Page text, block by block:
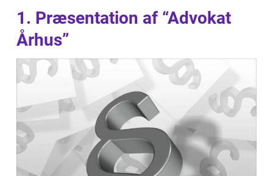
1. Præsentation af “Advokat
Århus”